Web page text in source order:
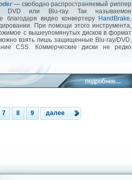
— свободно распространяемый риппер
DVD или Blu-ray. Так называемое
благодаря видео конвертеру
HandBrake,
При помощи этого инструмента,
с вышеупомянутых дисков в формат
взять лишь защищенные Blu-ray/DVD,
CSS. Коммерческие диски не редко
7 8 9 далее